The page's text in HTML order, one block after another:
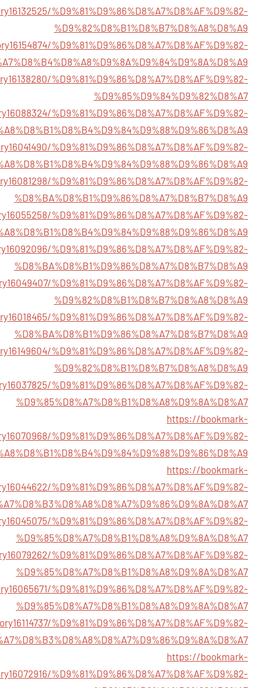
%D9%81%D9%86%D8%A7%D8%AF%D9%82-
%D9%82%D8%B1%D8%B7%D8%A8%D8%A9
%D9%81%D9%86%D8%A7%D8%AF%D9%82-
%D9%81%D9%86%D8%A7%D8%AF%D9%82-
%D9%85%D9%84%D9%82%D8%A7
%D9%81%D9%86%D8%A7%D8%AF%D9%82-
%D9%81%D9%86%D8%A7%D8%AF%D9%82-
%D9%81%D9%86%D8%A7%D8%AF%D9%82-
%D8%BA%D8%B1%D9%86%D8%A7%D8%B7%D8%A9
%D9%81%D9%86%D8%A7%D8%AF%D9%82-
%D9%81%D9%86%D8%A7%D8%AF%D9%82-
%D8%BA%D8%B1%D9%86%D8%A7%D8%B7%D8%A9
%D9%81%D9%86%D8%A7%D8%AF%D9%82-
%D9%82%D8%B1%D8%B7%D8%A8%D8%A9
%D9%81%D9%86%D8%A7%D8%AF%D9%82-
%D8%BA%D8%B1%D9%86%D8%A7%D8%B7%D8%A9
%D9%81%D9%86%D8%A7%D8%AF%D9%82-
%D9%82%D8%B1%D8%B7%D8%A8%D8%A9
%D9%81%D9%86%D8%A7%D8%AF%D9%82-
%D9%85%D8%A7%D8%B1%D8%A8%D9%8A%D8%A7
https://bookmark-
%D9%81%D9%86%D8%A7%D8%AF%D9%82-
https://bookmark-
%D9%81%D9%86%D8%A7%D8%AF%D9%82-
%D9%81%D9%86%D8%A7%D8%AF%D9%82-
%D9%85%D8%A7%D8%B1%D8%A8%D9%8A%D8%A7
%D9%81%D9%86%D8%A7%D8%AF%D9%82-
%D9%85%D8%A7%D8%B1%D8%A8%D9%8A%D8%A7
%D9%81%D9%86%D8%A7%D8%AF%D9%82-
%D9%85%D8%A7%D8%B1%D8%A8%D9%8A%D8%A7
%D9%81%D9%86%D8%A7%D8%AF%D9%82-
https://bookmark-
%D9%81%D9%86%D8%A7%D8%AF%D9%82-